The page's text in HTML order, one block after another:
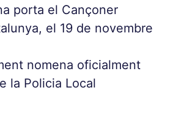
porta el Cançoner
el 19 de novembre
nomena oficialment
la Policia Local